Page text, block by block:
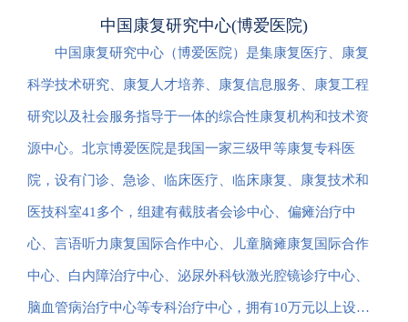
中国康复研究中心(博爱医院)
中国康复研究中心（博爱医院）是集康复医疗、康复
科学技术研究、康复人才培养、康复信息服务、康复工程
研究以及社会服务指导于一体的综合性康复机构和技术资
源中心。北京博爱医院是我国一家三级甲等康复专科医
院，设有门诊、急诊、临床医疗、临床康复、康复技术和
医技科室41多个，组建有截肢者会诊中心、偏瘫治疗中
心、言语听力康复国际合作中心、儿童脑瘫康复国际合作
中心、白内障治疗中心、泌尿外科钬激光腔镜诊疗中心、
脑血管病治疗中心等专科治疗中心，拥有10万元以上设…